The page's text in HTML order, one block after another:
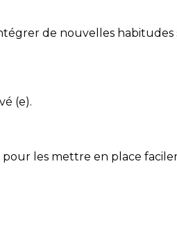
de nouvelles habitudes
(e).
les mettre en place